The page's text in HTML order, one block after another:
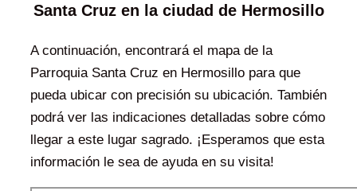
Santa Cruz en la ciudad de Hermosillo
A continuación, encontrará el mapa de la
Parroquia Santa Cruz en Hermosillo para que
pueda ubicar con precisión su ubicación. También
podrá ver las indicaciones detalladas sobre cómo
llegar a este lugar sagrado. ¡Esperamos que esta
información le sea de ayuda en su visita!